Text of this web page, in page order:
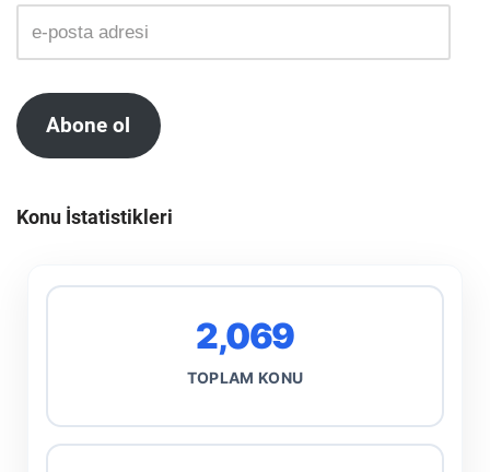
Abone ol
Konu İstatistikleri
2,069
TOPLAM KONU